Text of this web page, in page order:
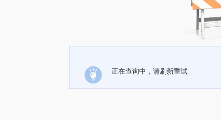
正在查询中，请刷新重试